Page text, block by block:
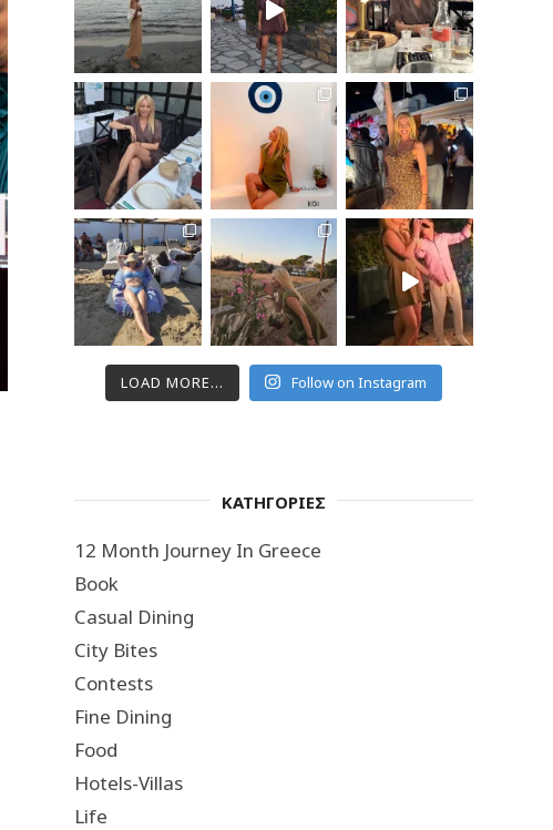
LOAD MORE... Follow on Instagram
ΚΑΤΗΓΟΡΙΕΣ
12 Month Journey In Greece
Book
Casual Dining
City Bites
Contests
Fine Dining
Food
Hotels-Villas
Life